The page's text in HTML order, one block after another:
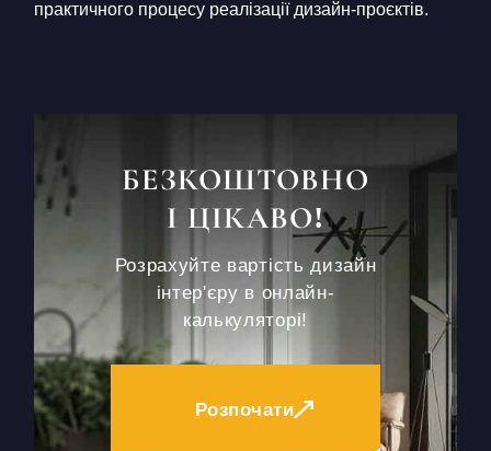
практичного процесу реалізації дизайн-проєктів.
БЕЗКОШТОВНО
І ЦІКАВО!
Розрахуйте вартість дизайн
інтер'єру в онлайн-
калькуляторі!
Розпочати